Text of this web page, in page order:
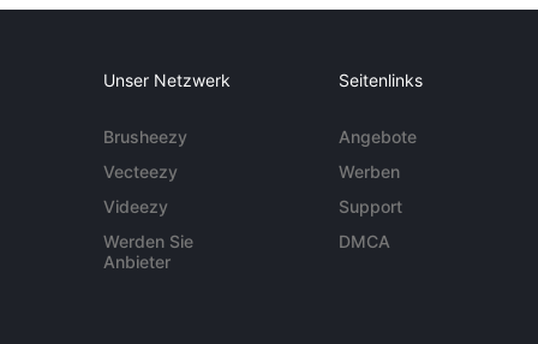
Unser Netzwerk
Brusheezy
Vecteezy
Videezy
Werden Sie
Anbieter
Seitenlinks
Angebote
Werben
Support
DMCA